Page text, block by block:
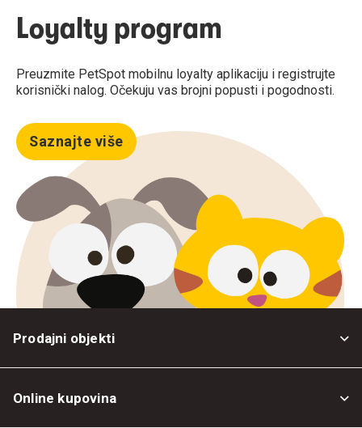
Loyalty program
Preuzmite PetSpot mobilnu loyalty aplikaciju i registrujte
korisnički nalog. Očekuju vas brojni popusti i pogodnosti.
Saznajte više
Prodajni objekti
Online kupovina